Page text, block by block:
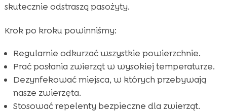
skutecznie odstraszą pasożyty.
Krok po kroku powinniśmy:
Regularnie odkurzać wszystkie powierzchnie.
Prać posłania zwierząt w wysokiej temperaturze.
Dezynfekować miejsca, w których przebywają
nasze zwierzęta.
Stosować repelenty bezpieczne dla zwierząt.